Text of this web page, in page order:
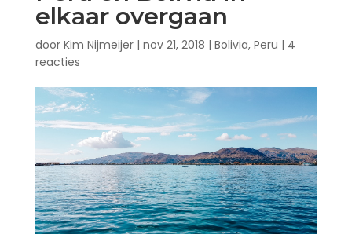
elkaar overgaan
door Kim Nijmeijer| nov 21, 2018 | Bolivia, Peru | 4
reacties